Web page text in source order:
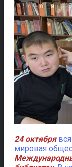
24 октябрявся
мировая